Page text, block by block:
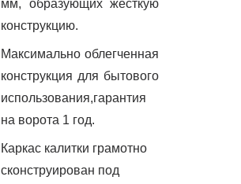
мм, образующих жесткую
конструкцию.
Максимально облегченная
конструкция для бытового
использования,гарантия
на ворота 1 год.
Каркас калитки грамотно
сконструирован под